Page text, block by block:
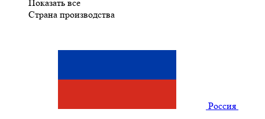
Показать все
Страна производства
Россия